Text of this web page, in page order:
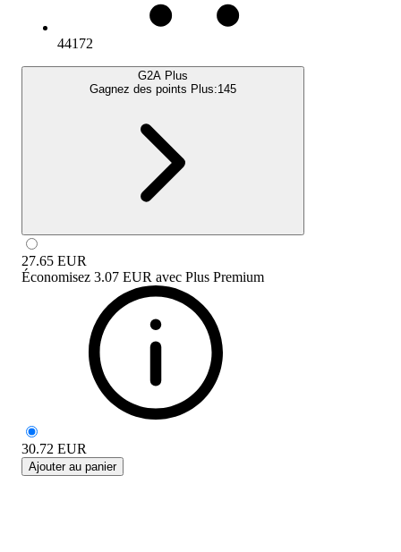
44172
G2A Plus
Gagnez des points Plus:145
27.65 EUR
Économisez 3.07 EUR avec Plus Premium
30.72 EUR
Ajouter au panier